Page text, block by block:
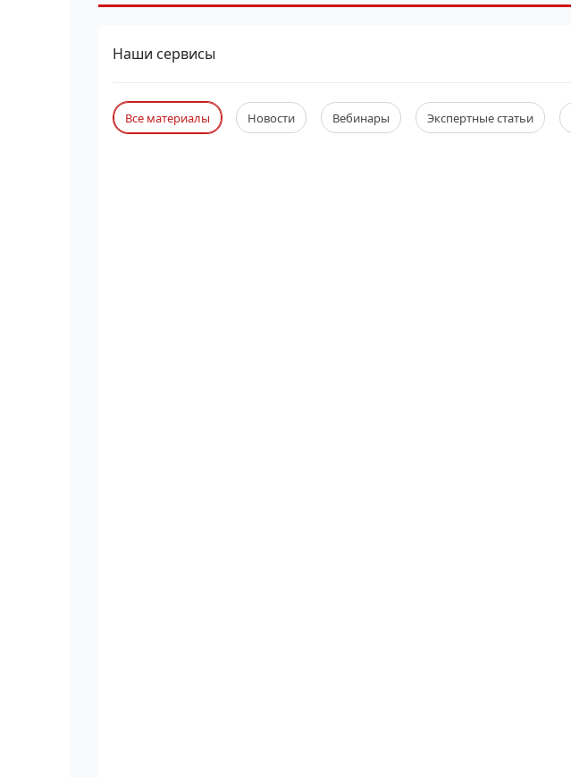
Наши сервисы
Все материалы Новости Вебинары Экспертные статьи